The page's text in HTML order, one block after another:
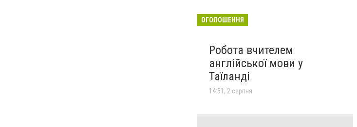
ОГОЛОШЕННЯ
Робота вчителем
англійської мови у
Таїланді
14:51, 2 серпня